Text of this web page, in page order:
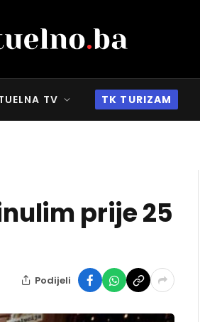
TV TK TURIZAM
prije 25
Podijeli